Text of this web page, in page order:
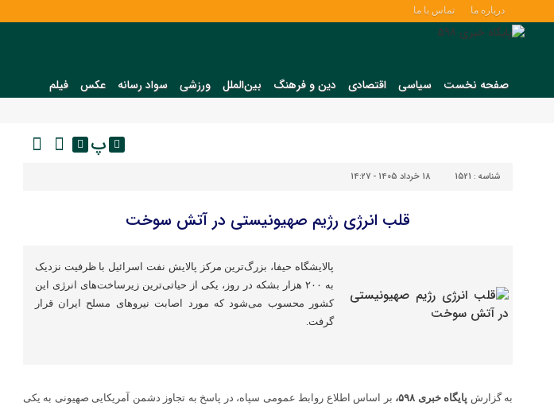
درباره ما تماس با ما
صفحه نخست سیاسی اقتصادی دین و فرهنگ بین‌الملل ورزشی سواد رسانه عکس فیلم
پ
شناسه : 1521 18 خرداد 1405 - 14:27
قلب انرژی رژیم صهیونیستی در آتش سوخت
پالایشگاه حیفا، بزرگ‌ترین مرکز پالایش نفت اسرائیل با ظرفیت نزدیک
به ۲۰۰ هزار بشکه در روز، یکی از حیاتی‌ترین زیرساخت‌های انرژی این
کشور محسوب می‌شود که مورد اصابت نیروهای مسلح ایران قرار
گرفت.
به گزارش پایگاه خبری ۵۹۸،
بر اساس اطلاع روابط عمومی سپاه، در پاسخ به تجاوز دشمن آمریکایی صهیونی به یکی